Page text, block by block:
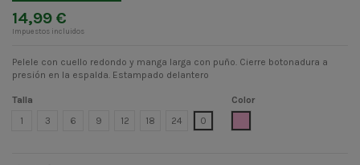
14,99 €
Impuestos incluidos
Pelele con cuello redondo y manga larga con puño. Cierre botonadura a
presión en la espalda. Estampado delantero
Talla
1
3 6 9 12 18 24 0
Color